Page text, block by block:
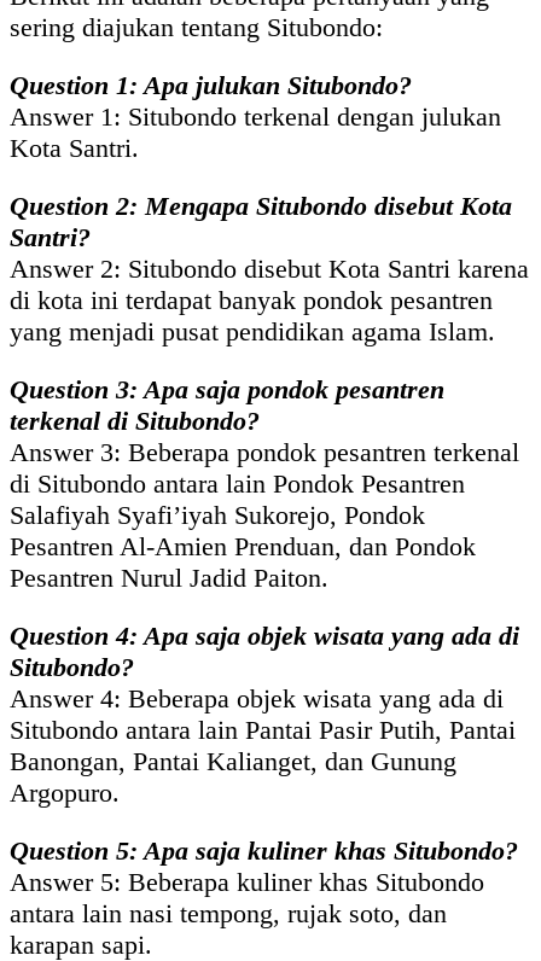
sering diajukan tentang Situbondo:
Question 1: Apa julukan Situbondo?
Answer 1: Situbondo terkenal dengan julukan
Kota Santri.
Question 2: Mengapa Situbondo disebut Kota
Santri?
Answer 2: Situbondo disebut Kota Santri karena
di kota ini terdapat banyak pondok pesantren
yang menjadi pusat pendidikan agama Islam.
Question 3: Apa saja pondok pesantren
terkenal di Situbondo?
Answer 3: Beberapa pondok pesantren terkenal
di Situbondo antara lain Pondok Pesantren
Salafiyah Syafi’iyah Sukorejo, Pondok
Pesantren Al-Amien Prenduan, dan Pondok
Pesantren Nurul Jadid Paiton.
Question 4: Apa saja objek wisata yang ada di
Situbondo?
Answer 4: Beberapa objek wisata yang ada di
Situbondo antara lain Pantai Pasir Putih, Pantai
Banongan, Pantai Kalianget, dan Gunung
Argopuro.
Question 5: Apa saja kuliner khas Situbondo?
Answer 5: Beberapa kuliner khas Situbondo
antara lain nasi tempong, rujak soto, dan
karapan sapi.